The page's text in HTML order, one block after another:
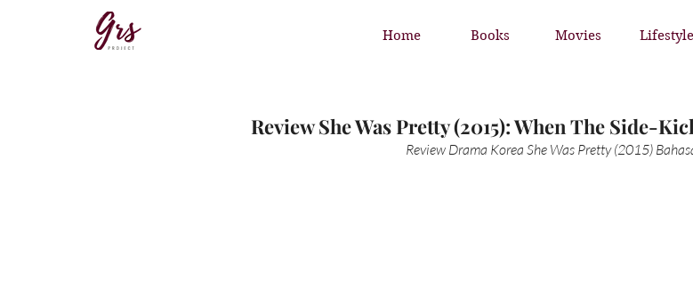
Home Books Movies Lifestyle
Review She Was Pretty (2015): When The Side-
Review Drama Korea She Was Pretty (2015)